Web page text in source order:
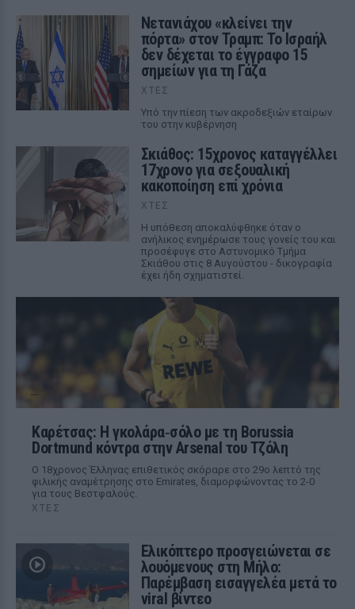
Νετανιάχου «κλείνει την
πόρτα» στον Τραμπ: Το Ισραήλ
δεν δέχεται το έγγραφο 15
σημείων για τη Γάζα
ΧΤΕΣ
Υπό την πίεση των ακροδεξιών εταίρων
του στην κυβέρνηση
Σκιάθος: 15χρονος καταγγέλλει
17χρονο για σεξουαλική
κακοποίηση επί χρόνια
ΧΤΕΣ
Η υπόθεση αποκαλύφθηκε όταν ο
ανήλικος ενημέρωσε τους γονείς του και
προσέφυγε στο Αστυνομικό Τμήμα
Σκιάθου στις 8 Αυγούστου - δικογραφία
έχει ήδη σχηματιστεί.
Καρέτσας: Η γκολάρα‑σόλο με τη Borussia
Dortmund κόντρα στην Arsenal του Τζόλη
Ο 18χρονος Έλληνας επιθετικός σκόραρε στο 29ο λεπτό της
φιλικής αναμέτρησης στο Emirates, διαμορφώνοντας το 2-0
για τους Βεστφαλούς.
ΧΤΕΣ
Ελικόπτερο προσγειώνεται σε
λουόμενους στη Μήλο:
Παρέμβαση εισαγγελέα μετά το
viral βίντεο